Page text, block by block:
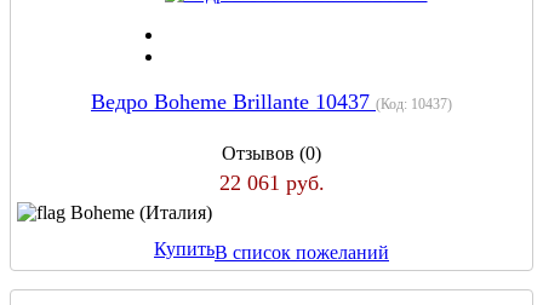
Ведро Boheme Brillante 10437 (Код: 10437)
Отзывов (0)
22 061 руб.
Boheme (Италия)
КупитьВ список пожеланий